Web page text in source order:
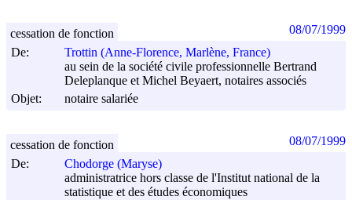
De:
Trottin (Anne-Florence, Marlène, France)
au sein de la société civile professionnelle Bertrand
Deleplanque et Michel Beyaert, notaires associés
Objet:
notaire salariée
cessation de fonction 08/07/1999
De:
Chodorge (Maryse)
administratrice hors classe de l'Institut national de la
statistique et des études économiques
cessation de fonction 08/07/1999